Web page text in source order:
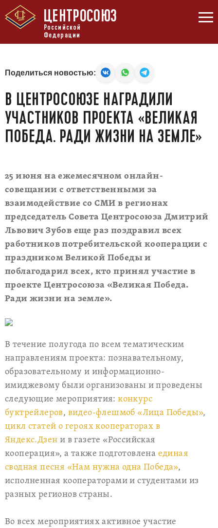
ЦЕНТРОСОЮЗ
Российской
Федерации
Поделиться новостью:
В ЦЕНТРОСОЮЗЕ НАГРАДИЛИ
УЧАСТНИКОВ ПРОЕКТА «ВЕЛИКАЯ
ПОБЕДА. РАДИ ЖИЗНИ НА ЗЕМЛЕ»
25 июня на ежемесячном онлайн-
совещании с ответственными за
взаимодействие со СМИ в регионах
председатель Совета Центросоюза Дмитрий
Львович Зубов еще раз поздравил всех
работников потребительской кооперации с
праздником Великой Победы и
поблагодарил всех, кто принял участие в
проекте Центросоюза «Великая Победа.
Ради жизни на земле».
В течение полугода по всем тематическим
направлениям проекта: познавательному,
образовательному и информационно-
имиджевому были организованы и проведены
следующие мероприятия:конкурс
буктрейлеров, видео-флешмоб «Лица Победы»,
цикл статей о героях кооператорах в
Яндекс.Дзен и в газете «Российская
кооперация», а также подготовлена единая
сводная песня «Нам нужна одна Победа»,
исполненная кооператорами и студентами из
разных регионов страны.
Во всех мероприятиях активное участие